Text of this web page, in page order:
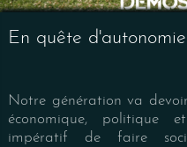
En quête d'autonomie
Notre génération va
économique, politique
impératif de faire